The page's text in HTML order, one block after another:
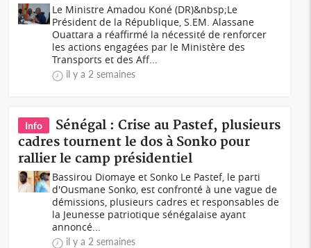
Le Ministre Amadou Koné (DR)&nbsp;Le
Président de la République, S.EM. Alassane
Ouattara a réaffirmé la nécessité de renforcer
les actions engagées par le Ministère des
Transports et des Aff...
il y a 2 semaines
Info
Sénégal : Crise au Pastef, plusieurs
cadres tournent le dos à Sonko pour
rallier le camp présidentiel
Bassirou Diomaye et Sonko Le Pastef, le parti
d'Ousmane Sonko, est confronté à une vague de
démissions, plusieurs cadres et responsables de
la Jeunesse patriotique sénégalaise ayant
annoncé...
il y a 2 semaines